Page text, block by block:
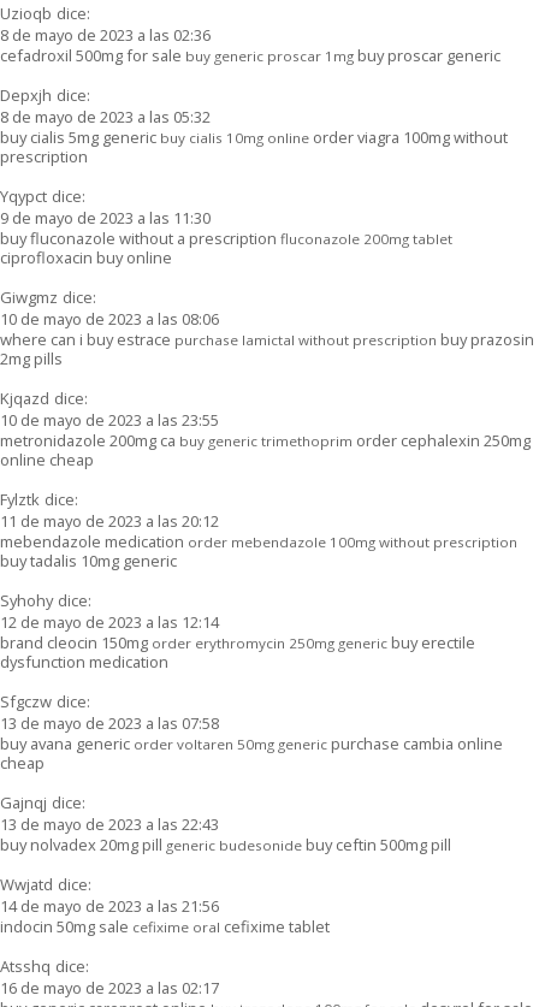
Uzioqb dice:
8 de mayo de 2023 a las 02:36
cefadroxil 500mg for sale buy generic proscar 1mg buy proscar generic
Depxjh dice:
8 de mayo de 2023 a las 05:32
buy cialis 5mg generic buy cialis 10mg online order viagra 100mg without
prescription
Yqypct dice:
9 de mayo de 2023 a las 11:30
buy fluconazole without a prescription fluconazole 200mg tablet
ciprofloxacin buy online
Giwgmz dice:
10 de mayo de 2023 a las 08:06
where can i buy estrace purchase lamictal without prescription buy prazosin
2mg pills
Kjqazd dice:
10 de mayo de 2023 a las 23:55
metronidazole 200mg ca buy generic trimethoprim order cephalexin 250mg
online cheap
Fylztk dice:
11 de mayo de 2023 a las 20:12
mebendazole medication order mebendazole 100mg without prescription
buy tadalis 10mg generic
Syhohy dice:
12 de mayo de 2023 a las 12:14
brand cleocin 150mg order erythromycin 250mg generic buy erectile
dysfunction medication
Sfgczw dice:
13 de mayo de 2023 a las 07:58
buy avana generic order voltaren 50mg generic purchase cambia online
cheap
Gajnqj dice:
13 de mayo de 2023 a las 22:43
buy nolvadex 20mg pill generic budesonide buy ceftin 500mg pill
Wwjatd dice:
14 de mayo de 2023 a las 21:56
indocin 50mg sale cefixime oral cefixime tablet
Atsshq dice:
16 de mayo de 2023 a las 02:17